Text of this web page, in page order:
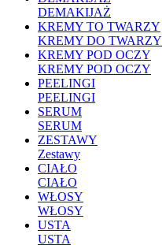
DEMAKIJAŻ
KREMY TO TWARZY
KREMY DO TWARZY
KREMY POD OCZY
KREMY POD OCZY
PEELINGI
PEELINGI
SERUM
SERUM
ZESTAWY
Zestawy
CIAŁO
CIAŁO
WŁOSY
WŁOSY
USTA
USTA